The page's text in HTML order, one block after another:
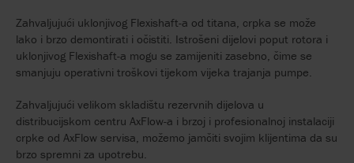
Zahvaljujući uklonjivog Flexishaft-a od titana, crpka se može
lako i brzo demontirati i očistiti. Istrošeni dijelovi poput rotora i
uklonjivog Flexishaft-a mogu se zamijeniti zasebno, čime se
smanjuju operativni troškovi tijekom vijeka trajanja pumpe.
Zahvaljujući velikom skladištu rezervnih dijelova u
distribucijskom centru AxFlow-a i brzoj i profesionalnoj instalaciji
crpke od AxFlow servisa, možemo jamčiti svojim klijentima da su
brzo spremni za upotrebu.